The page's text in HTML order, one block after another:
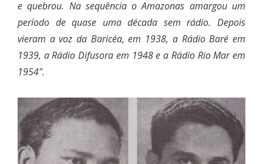
e quebrou. Na sequência o Amazonas amargou um
período de quase uma década sem rádio. Depois
vieram a voz da Baricéa, em 1938, a Rádio Baré em
1939, a Rádio Difusora em 1948 e a Rádio Rio Mar em
1954″.